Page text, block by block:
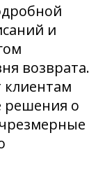
и
возврата.
решения о